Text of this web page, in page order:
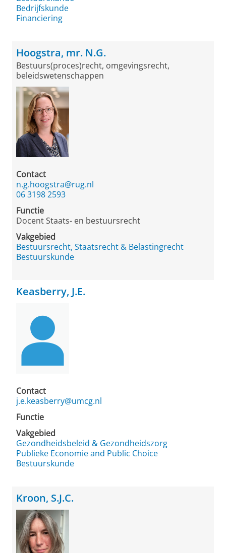
Bedrijfskunde
Financiering
Hoogstra, mr. N.G.
Bestuurs(proces)recht, omgevingsrecht,
beleidswetenschappen
Contact
n.g.hoogstra@rug.nl
06 3198 2593
Functie
Docent Staats- en bestuursrecht
Vakgebied
Bestuursrecht, Staatsrecht & Belastingrecht
Bestuurskunde
Keasberry, J.E.
Contact
j.e.keasberry@umcg.nl
Functie
Vakgebied
Gezondheidsbeleid & Gezondheidszorg
Publieke Economie and Public Choice
Bestuurskunde
Kroon, S.J.C.